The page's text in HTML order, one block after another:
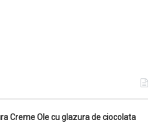
Creme Ole cu glazura de ciocolata